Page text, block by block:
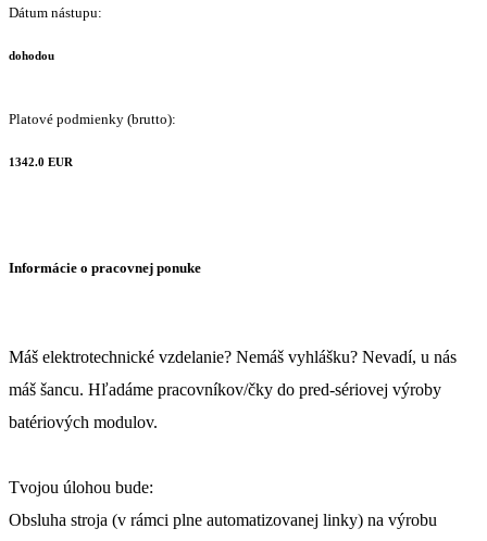
Dátum nástupu:
dohodou
Platové podmienky (brutto):
1342.0 EUR
Informácie o pracovnej ponuke
Máš elektrotechnické vzdelanie? Nemáš vyhlášku? Nevadí, u nás
máš šancu. Hľadáme pracovníkov/čky do pred-sériovej výroby
batériových modulov.
Tvojou úlohou bude:
Obsluha stroja (v rámci plne automatizovanej linky) na výrobu